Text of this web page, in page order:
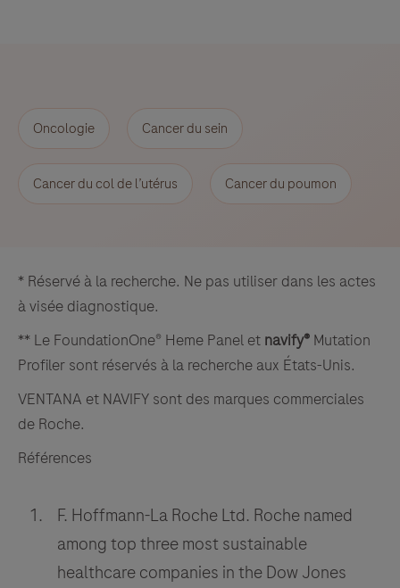
for
in
vitro
diagnostic
(IVD)
Oncologie Cancer du sein
Cancer du col de l’utérus Cancer du poumon
* Réservé à la recherche. Ne pas utiliser dans les actes
à visée diagnostique.
** Le FoundationOne® Heme Panel et navify® Mutation
Profiler sont réservés à la recherche aux États-Unis.
VENTANA et NAVIFY sont des marques commerciales
de Roche.
Références
F. Hoffmann-La Roche Ltd. Roche named
among top three most sustainable
healthcare companies in the Dow Jones